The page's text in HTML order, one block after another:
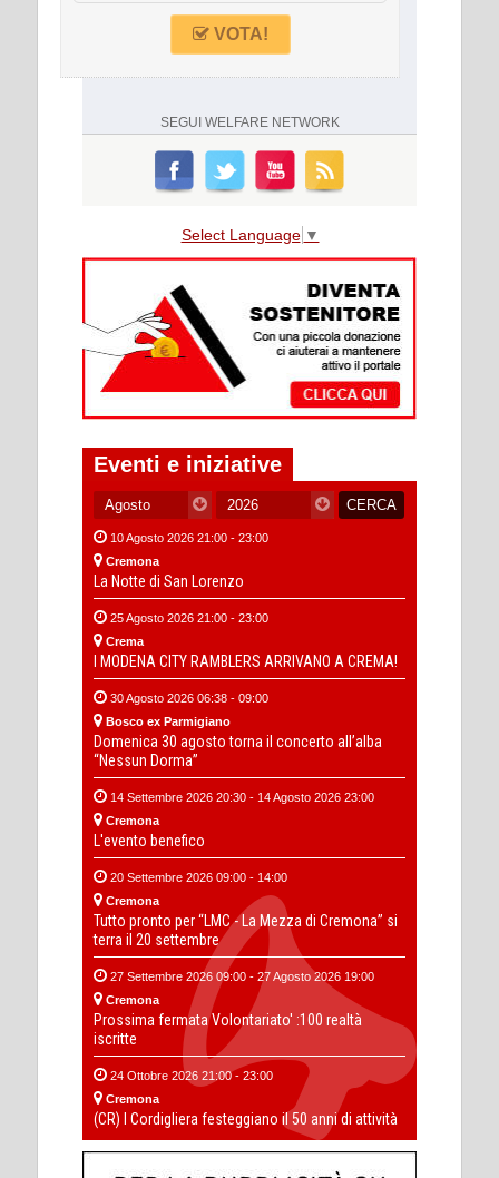
VOTA!
SEGUI WELFARE NETWORK
Select Language ▼
Eventi e iniziative
10 Agosto 2026 21:00 - 23:00
Cremona
La Notte di San Lorenzo
25 Agosto 2026 21:00 - 23:00
Crema
I MODENA CITY RAMBLERS ARRIVANO A CREMA!
30 Agosto 2026 06:38 - 09:00
Bosco ex Parmigiano
Domenica 30 agosto torna il concerto all’alba
“Nessun Dorma”
14 Settembre 2026 20:30 - 14 Agosto 2026 23:00
Cremona
L'evento benefico
20 Settembre 2026 09:00 - 14:00
Cremona
Tutto pronto per “LMC - La Mezza di Cremona” si
terra il 20 settembre
27 Settembre 2026 09:00 - 27 Agosto 2026 19:00
Cremona
Prossima fermata Volontariato' :100 realtà
iscritte
24 Ottobre 2026 21:00 - 23:00
Cremona
(CR) I Cordigliera festeggiano il 50 anni di attività